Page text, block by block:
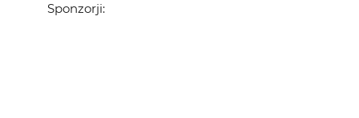
Sponzorji: